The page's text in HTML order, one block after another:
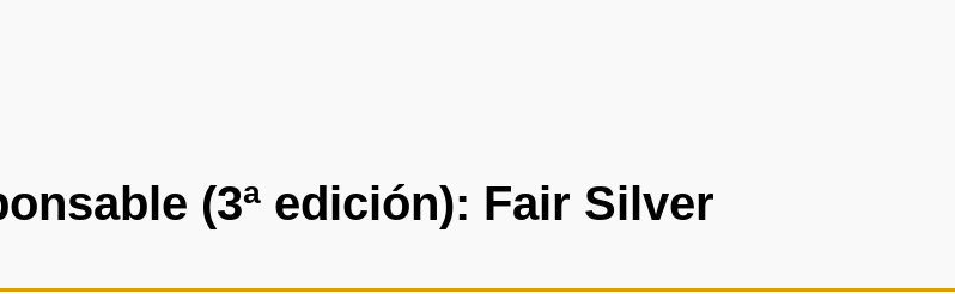
(3ª edición): Fair Silver